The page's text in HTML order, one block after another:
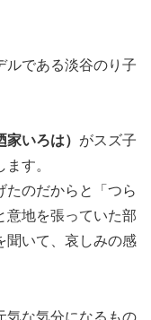
ルである淡谷のり子
いろは） がスズ子
す。
たのだからと「つら
意地を張っていた部
聞いて、哀しみの感